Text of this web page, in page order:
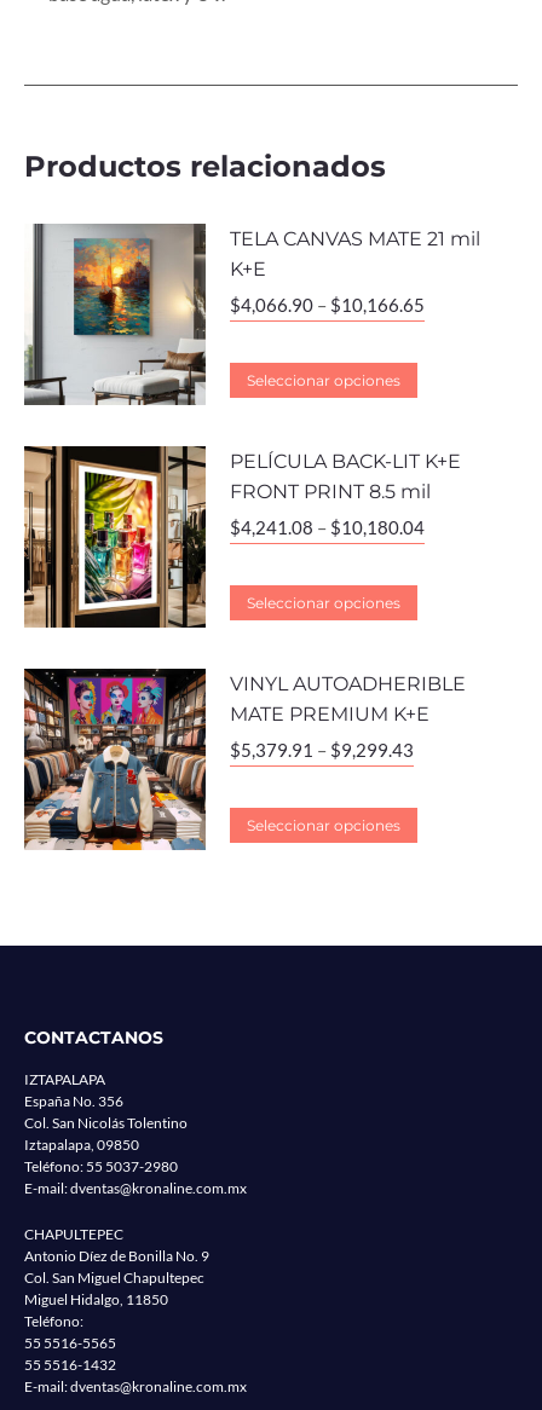
Productos relacionados
TELA CANVAS MATE 21 mil
K+E
$4,066.90 – $10,166.65
Seleccionar opciones
PELÍCULA BACK-LIT K+E
FRONT PRINT 8.5 mil
$4,241.08 – $10,180.04
Seleccionar opciones
VINYL AUTOADHERIBLE
MATE PREMIUM K+E
$5,379.91 – $9,299.43
Seleccionar opciones
CONTACTANOS
IZTAPALAPA
España No. 356
Col. San Nicolás Tolentino
Iztapalapa, 09850
Teléfono: 55 5037-2980
E-mail:dventas@kronaline.com.mx
CHAPULTEPEC
Antonio Díez de Bonilla No. 9
Col. San Miguel Chapultepec
Miguel Hidalgo, 11850
Teléfono:
55 5516-5565
55 5516-1432
E-mail:dventas@kronaline.com.mx